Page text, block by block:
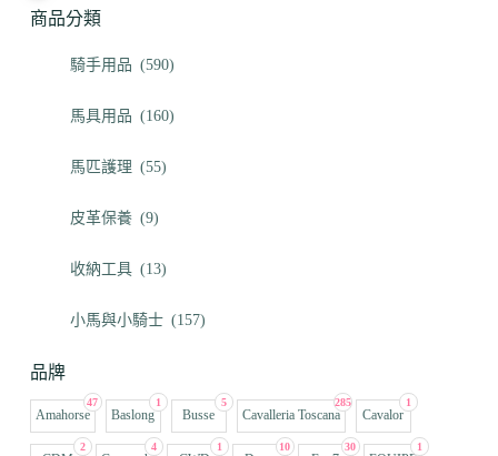
商品分類
騎手用品 (590)
馬具用品 (160)
馬匹護理 (55)
皮革保養 (9)
收納工具 (13)
小馬與小騎士 (157)
品牌
47
Amahorse
1
Baslong
5
Busse
285
Cavalleria Toscana
1
Cavalor
2 4 1 10 30 1